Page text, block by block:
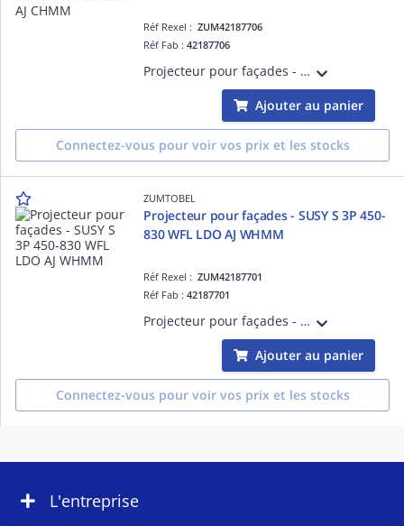
Réf Rexel :ZUM42187706
Réf Fab :42187706
Projecteur pour façades - SUSY S 3P 600-830 SP LDO AJ CHMM - Projecteur LED pour éclairage de mise en valeur ¿ 663 lm ¿ 9W ¿ 30° ¿ 3000K ¿ Ra>80 ¿ IP68 ¿ version DALI
Ajouter au panier
Connectez-vous pour voir vos prix et les stocks
ZUMTOBEL
Projecteur pour façades - SUSY S 3P 450-
830 WFL LDO AJ WHMM
Réf Rexel :ZUM42187701
Réf Fab :42187701
Projecteur pour façades - SUSY S 3P 450-830 WFL LDO AJ WHMM - Projecteur LED pour éclairage de mise en valeur ¿ 408 lm ¿ 9W ¿ 30° ¿ 3000K ¿ Ra>80 ¿ IP68 ¿ version DALI
Ajouter au panier
Connectez-vous pour voir vos prix et les stocks
L'entreprise